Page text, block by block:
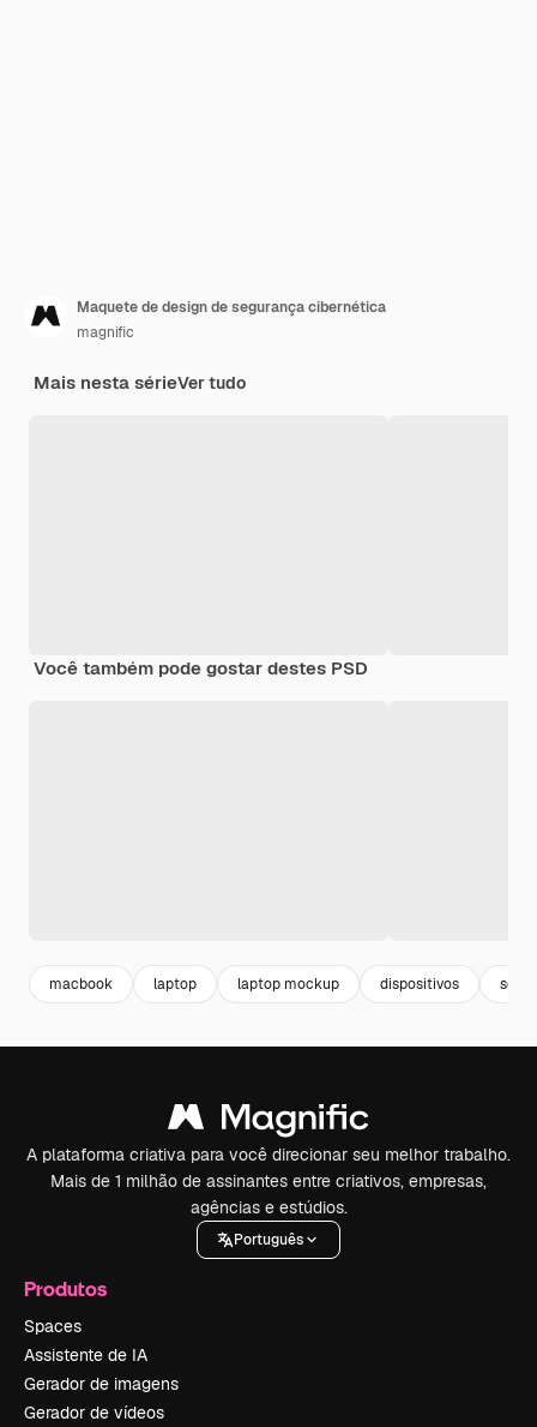
Maquete de design de segurança cibernética
magnific
Mais nesta sérieVer tudo
Você também pode gostar destes PSD
macbook laptop laptop mockup dispositivos
A plataforma criativa para você direcionar seu melhor trabalho.
Mais de 1 milhão de assinantes entre criativos, empresas,
agências e estúdios.
Português
Produtos
Spaces
Assistente de IA
Gerador de imagens
Gerador de vídeos